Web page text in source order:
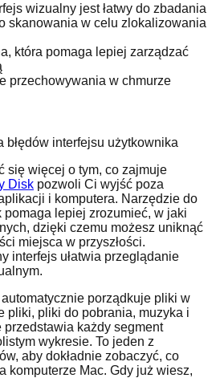
wizualny jest łatwy do zbadania
skanowania w celu zlokalizowania
która pomaga lepiej zarządzać
przechowywania w chmurze
błędów interfejsu użytkownika
się więcej o tym, co zajmuje
Disk pozwoli Ci wyjść poza
i komputera. Narzędzie do
lepiej zrozumieć, w jaki
dzięki czemu możesz uniknąć
miejsca w przyszłości.
interfejs ułatwia przeglądanie
porządkuje pliki w
pliki, pliki do pobrania, muzyka i
przedstawia każdy segment
wykresie. To jeden z
aby dokładnie zobaczyć, co
komputerze Mac. Gdy już wiesz,